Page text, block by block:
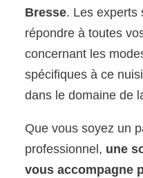
Bresse. Les experts
répondre à toutes
concernant les
spécifiques à ce
dans le domaine de
Que vous soyez un
professionnel, une
vous accompagne